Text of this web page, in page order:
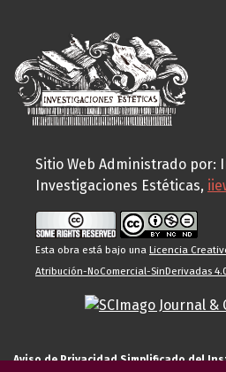
Sitio Web Administrado por:
Investigaciones Estéticas,
Esta obra está bajo una Licencia
Atribución-NoComercial-SinDerivadas
Aviso de Privacidad Simplificado del